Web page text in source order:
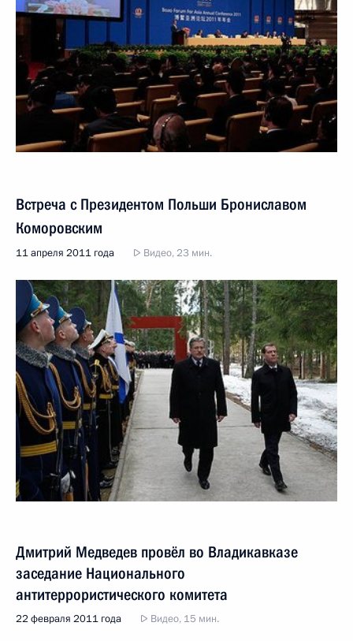
Встреча с Президентом Польши Брониславом
Коморовским
11 апреля 2011 года Видео, 23 мин.
Дмитрий Медведев провёл во Владикавказе
заседание Национального
антитеррористического комитета
22 февраля 2011 года Видео, 15 мин.